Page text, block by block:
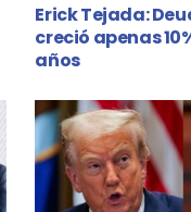
Erick Tejada:
creció apenas
años